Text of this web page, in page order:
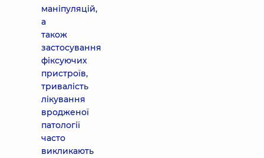
маніпуляцій,
а
також
застосування
фіксуючих
пристроїв,
тривалість
лікування
вродженої
патології
часто
викликають